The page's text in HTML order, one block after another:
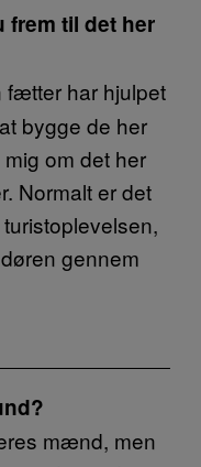
frem til det her
fætter har hjulpet
bygge de her
om det her
Normalt er det
gennem
mænd, men